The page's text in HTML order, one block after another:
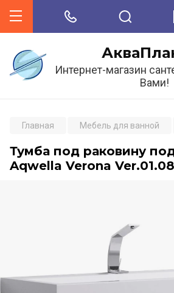
Интернет-магазин
Вами!
Главная Мебель для ванной
Тумба под раковину
Aqwella Verona